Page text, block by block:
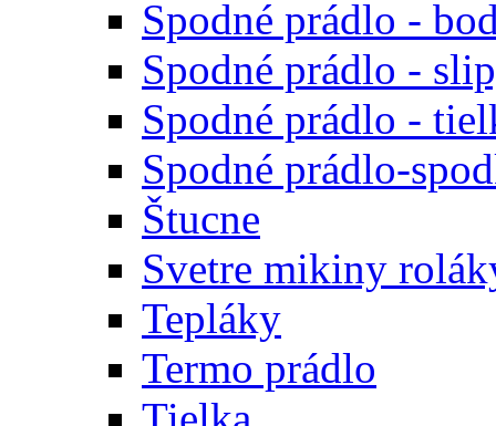
Spodné prádlo -
Spodné prádlo -
Spodné prádlo -
Spodné prádlo-
Štucne
Svetre mikiny
Tepláky
Termo prádlo